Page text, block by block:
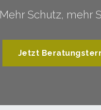
Mehr Schutz, mehr
Jetzt